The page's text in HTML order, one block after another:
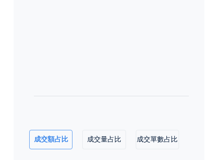
成交額占比 成交量占比 成交單數占比